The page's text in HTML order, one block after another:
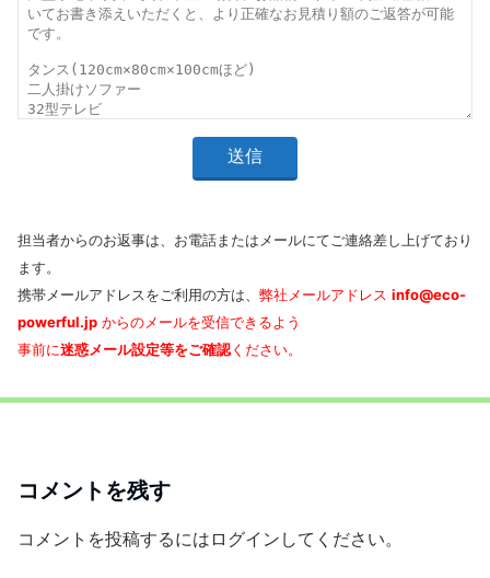
担当者からのお返事は、お電話またはメールにてご連絡差し上げており
ます。
携帯メールアドレスをご利用の方は、 弊社メールアドレス info@eco-
powerful.jp からのメールを受信できるよう
事前に迷惑メール設定等をご確認ください。
コメントを残す
コメントを投稿するには ログイン してください。